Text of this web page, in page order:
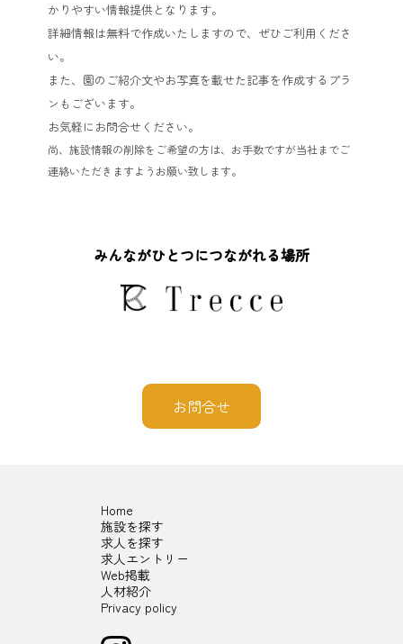
かりやすい情報提供となります。
詳細情報は無料で作成いたしますので、ぜひご利用くださ
い。
また、園のご紹介文やお写真を載せた記事を作成するプラ
ンもございます。
お気軽にお問合せください。
尚、施設情報の削除をご希望の方は、お手数ですが当社までご
連絡いただきますようお願い致します。
みんながひとつにつながれる場所
お問合せ
Home
施設を探す
求人を探す
求人エントリー
Web掲載
人材紹介
Privacy policy